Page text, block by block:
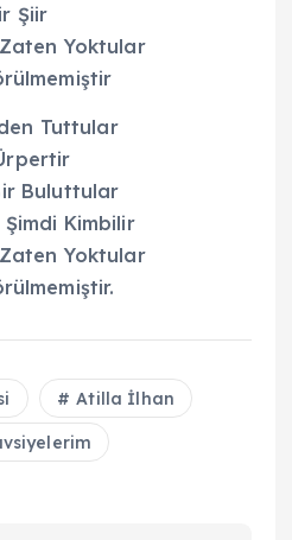
Şiir
Yoktular
Tuttular
Buluttular
Kimbilir
Yoktular
Atilla İlhan